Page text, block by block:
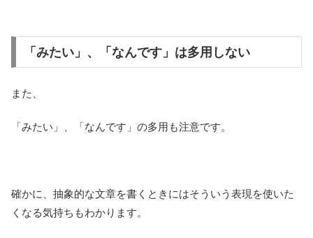
「みたい」、「なんです」は多用しない
また、
「みたい」、「なんです」の多用も注意です。
確かに、抽象的な文章を書くときにはそういう表現を使いた
くなる気持ちもわかります。